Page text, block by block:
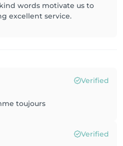
words motivate us to
excellent service.
Verified
toujours
Verified